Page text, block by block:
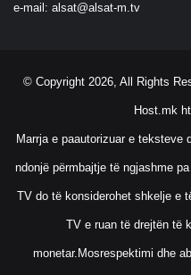
e-mail: alsat@alsat-m.tv
© Copyright 2026, All Rights
Host.mk
Marrja e paautorizuar e teksteve
ndonjë përmbajtje të ngjashme
TV do të konsiderohet shkelje e
TV e ruan të drejtën të
monetar.Mosrespektimi dhe